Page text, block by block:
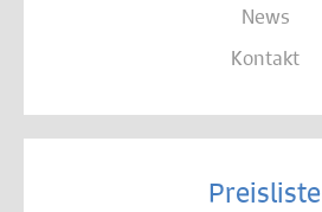
News
Kontakt
Preisliste